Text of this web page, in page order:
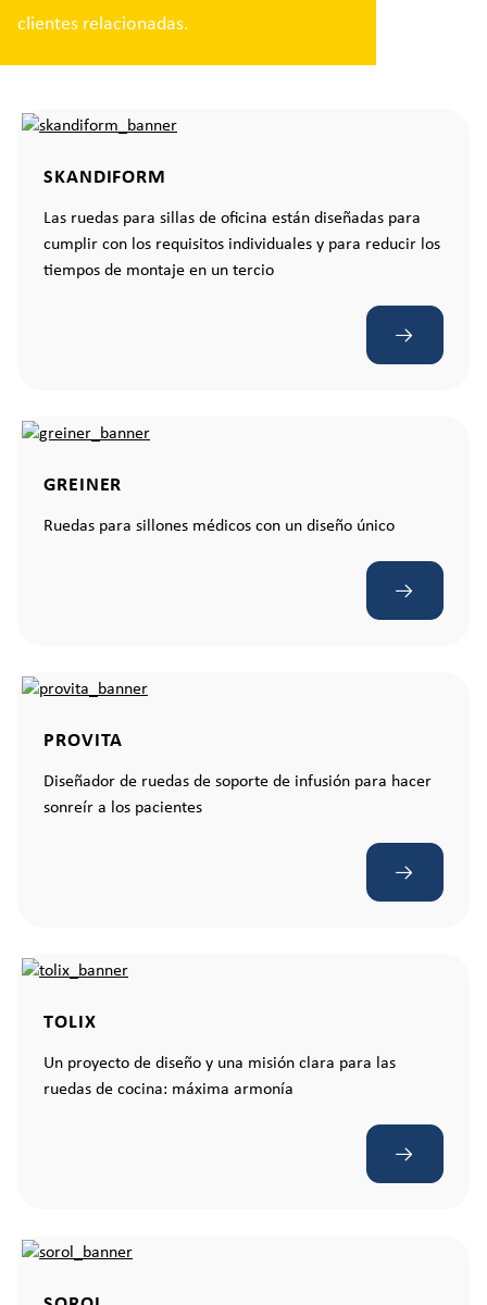
clientes relacionadas.
SKANDIFORM
Las ruedas para sillas de oficina están diseñadas para
cumplir con los requisitos individuales y para reducir los
tiempos de montaje en un tercio
GREINER
Ruedas para sillones médicos con un diseño único
PROVITA
Diseñador de ruedas de soporte de infusión para hacer
sonreír a los pacientes
TOLIX
Un proyecto de diseño y una misión clara para las
ruedas de cocina: máxima armonía